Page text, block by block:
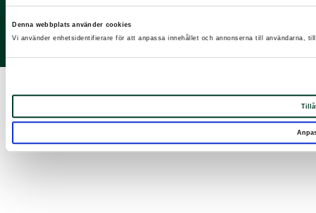
Denna webbplats använder cookies
Vi använder enhetsidentifierare för att anpassa innehållet och annonserna till användarna,
Facebook
LinkedIn
Instagram